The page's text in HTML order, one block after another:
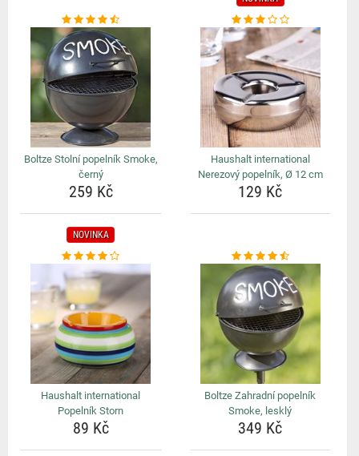
Boltze Stolní popelník Smoke,
černý
259 Kč
Haushalt international
Nerezový popelník, Ø 12 cm
129 Kč
NOVINKA
Haushalt international
Popelník Storn
89 Kč
Boltze Zahradní popelník
Smoke, lesklý
349 Kč